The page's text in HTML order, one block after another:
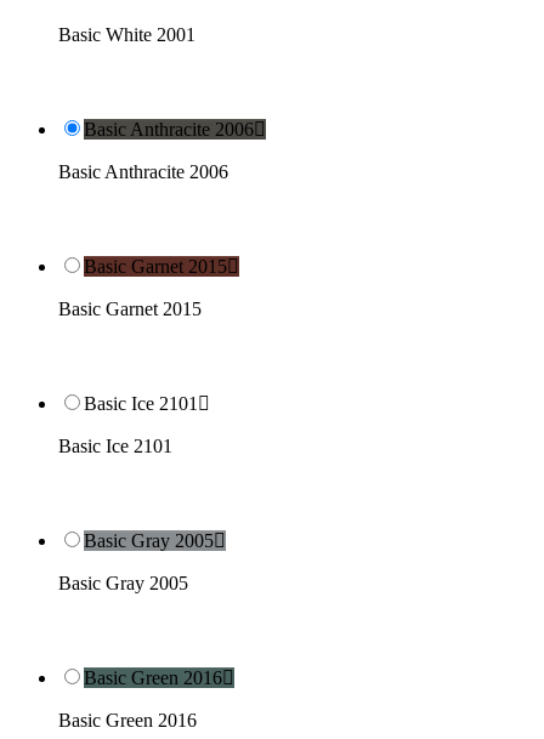
Basic White 2001
Basic Anthracite 2006
Basic Anthracite 2006
Basic Garnet 2015
Basic Garnet 2015
Basic Ice 2101 
Basic Ice 2101
Basic Gray 2005
Basic Gray 2005
Basic Green 2016
Basic Green 2016